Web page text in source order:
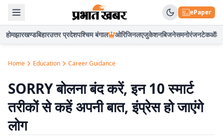
ePaper
होमझारखण्डबिहारउत्तर प्रदेशपश्चिम बंगाल ओरिजिनलएजुकेशनबिजनेसमनोरंजनटेकऑटो
Home Education Career Guidance
SORRY बोलना बंद करें, इन 10 स्मार्ट
तरीकों से कहें अपनी बात, इंप्रेस हो जाएंगे
लोग